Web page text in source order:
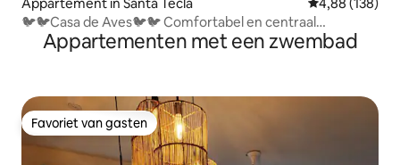
🐦🐦Casa de Aves🐦🐦 Comfortabel en centraal
appartement in een veilige buurt - Santa Tecla - Condado
Santa Rosa
Appartementen met een zwembad
Favoriet van gasten
Favoriet van gasten